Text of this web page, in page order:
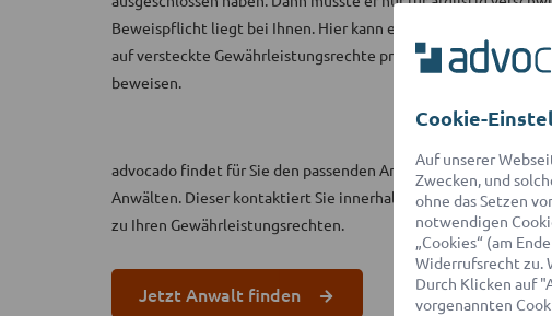
Beweispflicht liegt bei Ihnen. Hier kann ein Anwalt Ihnen
auf versteckte Gewährleistungsrechte prüfen sowie die
beweisen.
advocado findet für Sie den passenden Anwalt aus einem
Anwälten. Dieser kontaktiert Sie innerhalb von 2 Stunden
für
zu Ihren Gewährleistungsrechten.
Jetzt Anwalt finden
Cookie-
Auf unserer
Zwecken, und
ohne das Setzen
notwendigen
„Cookies“ (am
Widerrufsrecht zu.
Durch Klicken auf
vorgenannten